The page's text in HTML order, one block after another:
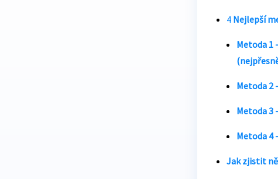
4 Nejlepší
Metoda 1
Metoda 2
Metoda 3
Metoda
Jak zjistit